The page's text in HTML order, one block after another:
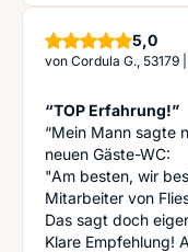
5,0
von Cordula G., 53179
“TOP Erfahrung!”
“Mein Mann sagte
neuen Gäste-WC:
"Am besten, wir
Mitarbeiter von
Das sagt doch
Klare Empfehlung!